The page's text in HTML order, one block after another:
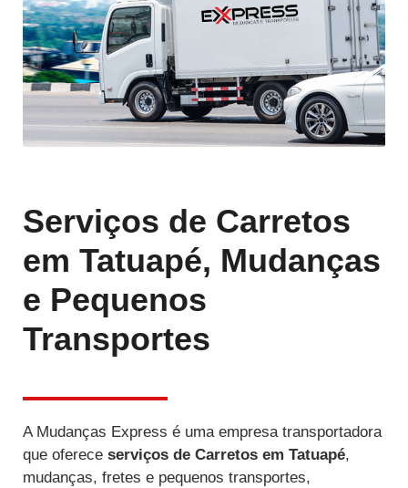
Serviços de Carretos
em Tatuapé, Mudanças
e Pequenos
Transportes
A Mudanças Express é uma empresa transportadora
que oferece serviços de Carretos em Tatuapé,
mudanças, fretes e pequenos transportes,